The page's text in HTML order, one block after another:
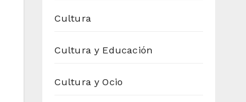
Cultura
Cultura y Educación
Cultura y Ocio